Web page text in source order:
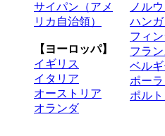
サイパン（アメ
リカ自治領）
【ヨーロッパ】
イギリス
イタリア
オーストリア
オランダ
ノル
ハン
フィ
フラン
ベル
ポーラ
ポル